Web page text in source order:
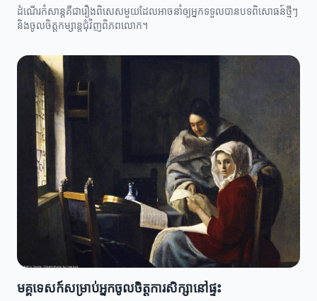
ដំណើរកំសាន្តគឺជារឿងពិសេសមួយដែលអាចនាំឲ្យអ្នកទទួលបានបទពិសោធន៍ថ្មីៗ
និងចូលចិត្តកម្សាន្តជុំវិញពិភពលោក។
មគ្គុទេសក៍សម្រាប់អ្នកចូលចិត្តការសិក្សានៅផ្ទះ